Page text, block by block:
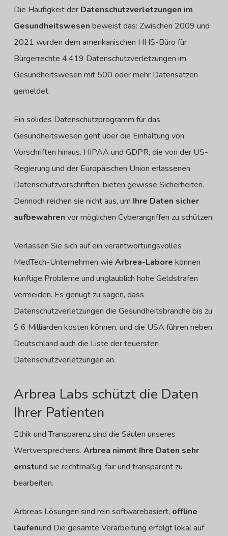
Die Häufigkeit der Datenschutzverletzungen im
Gesundheitswesen beweist das: Zwischen 2009 und
2021 wurden dem amerikanischen HHS-Büro für
Bürgerrechte 4.419 Datenschutzverletzungen im
Gesundheitswesen mit 500 oder mehr Datensätzen
gemeldet.
Ein solides Datenschutzprogramm für das
Gesundheitswesen geht über die Einhaltung von
Vorschriften hinaus. HIPAA und GDPR, die von der US-
Regierung und der Europäischen Union erlassenen
Datenschutzvorschriften, bieten gewisse Sicherheiten.
Dennoch reichen sie nicht aus, um Ihre Daten sicher
aufbewahren vor möglichen Cyberangriffen zu schützen.
Verlassen Sie sich auf ein verantwortungsvolles
MedTech-Unternehmen wie Arbrea-Labore können
künftige Probleme und unglaublich hohe Geldstrafen
vermeiden. Es genügt zu sagen, dass
Datenschutzverletzungen die Gesundheitsbranche bis zu
$ 6 Milliarden kosten können, und die USA führen neben
Deutschland auch die Liste der teuersten
Datenschutzverletzungen an.
Arbrea Labs schützt die Daten
Ihrer Patienten
Ethik und Transparenz sind die Säulen unseres
Wertversprechens. Arbrea nimmt Ihre Daten sehr
ernstund sie rechtmäßig, fair und transparent zu
bearbeiten.
Arbreas Lösungen sind rein softwarebasiert, offline
laufenund Die gesamte Verarbeitung erfolgt lokal auf